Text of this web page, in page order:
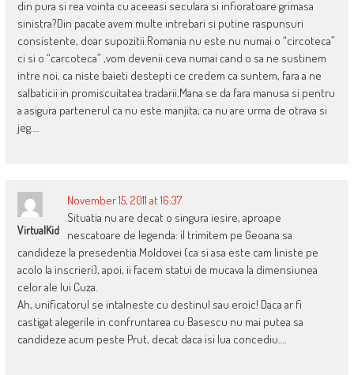
din pura si rea vointa cu aceeasi seculara si infioratoare grimasa
sinistra?Din pacate avem multe intrebari si putine raspunsuri
consistente, doar supozitii.Romania nu este nu numai o “circoteca”
ci si o “carcoteca” ,vom devenii ceva numai cand o sa ne sustinem
intre noi, ca niste baieti destepti ce credem ca suntem, fara a ne
salbaticii in promiscuitatea tradarii.Mana se da fara manusa si pentru
a asigura partenerul ca nu este manjita, ca nu are urma de otrava si
jeg….
VirtualKid
November 15, 2011 at 16:37
Situatia nu are decat o singura iesire, aproape
nescatoare de legenda: il trimitem pe Geoana sa
candideze la presedentia Moldovei (ca si asa este cam liniste pe
acolo la inscrieri), apoi, ii facem statui de mucava la dimensiunea
celor ale lui Cuza.
Ah, unificatorul se intalneste cu destinul sau eroic! Daca ar fi
castigat alegerile in confruntarea cu Basescu nu mai putea sa
candideze acum peste Prut, decat daca isi lua concediu….